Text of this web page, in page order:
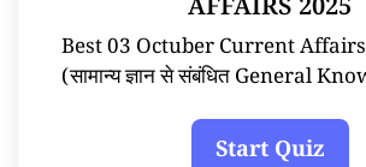
AFFAIRS 2025
Best 03 Octuber Current
(सामान्य ज्ञान से संबंधित General